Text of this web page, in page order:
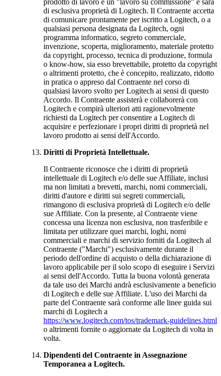
prodotto di lavoro è un "lavoro su commissione" e sarà
di esclusiva proprietà di Logitech. Il Contraente accetta
di comunicare prontamente per iscritto a Logitech, o a
qualsiasi persona designata da Logitech, ogni
programma informatico, segreto commerciale,
invenzione, scoperta, miglioramento, materiale protetto
da copyright, processo, tecnica di produzione, formula
o know-how, sia esso brevettabile, protetto da copyright
o altrimenti protetto, che è concepito, realizzato, ridotto
in pratica o appreso dal Contraente nel corso di
qualsiasi lavoro svolto per Logitech ai sensi di questo
Accordo. Il Contraente assisterà e collaborerà con
Logitech e compirà ulteriori atti ragionevolmente
richiesti da Logitech per consentire a Logitech di
acquisire e perfezionare i propri diritti di proprietà nel
lavoro prodotto ai sensi dell'Accordo.
Diritti di Proprietà Intellettuale.
Il Contraente riconosce che i diritti di proprietà
intellettuale di Logitech e/o delle sue Affiliate, inclusi
ma non limitati a brevetti, marchi, nomi commerciali,
diritti d'autore e diritti sui segreti commerciali,
rimangono di esclusiva proprietà di Logitech e/o delle
sue Affiliate. Con la presente, al Contraente viene
concessa una licenza non esclusiva, non trasferibile e
limitata per utilizzare quei marchi, loghi, nomi
commerciali e marchi di servizio forniti da Logitech al
Contraente ("Marchi") esclusivamente durante il
periodo dell'ordine di acquisto o della dichiarazione di
lavoro applicabile per il solo scopo di eseguire i Servizi
ai sensi dell'Accordo. Tutta la buona volontà generata
da tale uso dei Marchi andrà esclusivamente a beneficio
di Logitech e delle sue Affiliate. L'uso dei Marchi da
parte del Contraente sarà conforme alle linee guida sui
marchi di Logitech a
https://www.logitech.com/tos/trademark-guidelines.html
o altrimenti fornite o aggiornate da Logitech di volta in
volta.
Dipendenti del Contraente in Assegnazione
Temporanea a Logitech.